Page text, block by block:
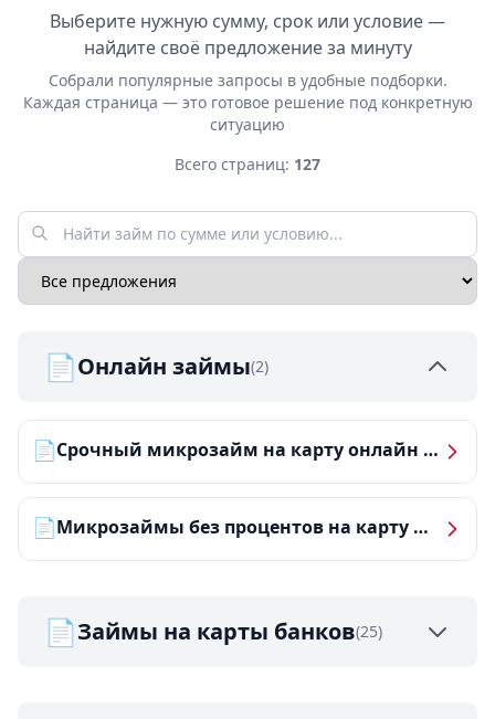
Выберите нужную сумму, срок или условие —
найдите своё предложение за минуту
Собрали популярные запросы в удобные подборки.
Каждая страница — это готовое решение под конкретную
ситуацию
Всего страниц: 127
📄Онлайн займы(2)
📄 Срочный микрозайм на карту онлайн — получить деньги за 5 минут
📄 Микрозаймы без процентов на карту — ТОП-10 за 2026 год
📄Займы на карты банков(25)